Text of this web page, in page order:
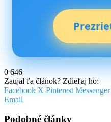
0 646
Zaujal ťa článok? Zdieľaj ho:
Facebook X Pinterest Messenger
Email
Podobné články